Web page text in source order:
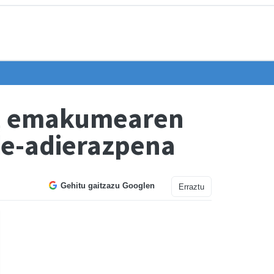
adierazpena
Gehitu gaitzazu Googlen Erraztu